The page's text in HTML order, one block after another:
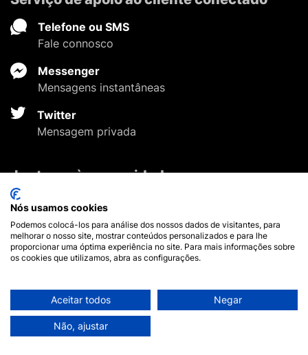
Telefone ou SMS
Fale connosco
Messenger
Mensagens instantâneas
Twitter
Mensagem privada
Junte-se à comunidade
FacebookTwitterYoutube
Pagamentos seguros
Nós usamos cookies
Podemos colocá-los para análise dos nossos dados de visitantes, para
melhorar o nosso site, mostrar conteúdos personalizados e para lhe
proporcionar uma óptima experiência no site. Para mais informações sobre
os cookies que utilizamos, abra as configurações.
Aceitar todos Negar
Não, ajustar